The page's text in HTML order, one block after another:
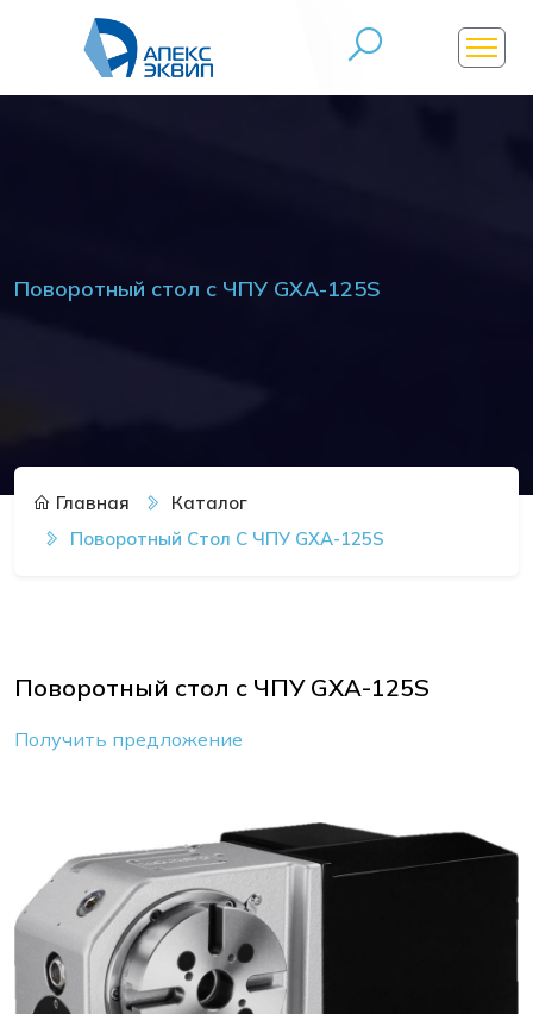
Поворотный стол с ЧПУ GXA-125S
Главная
Каталог
Поворотный Стол С ЧПУ GXA-125S
Поворотный стол с ЧПУ GXA-125S
Получить предложение